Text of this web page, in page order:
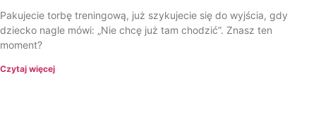
Pakujecie torbę treningową, już szykujecie się do wyjścia, gdy
dziecko nagle mówi: „Nie chcę już tam chodzić”. Znasz ten
moment?
Czytaj więcej